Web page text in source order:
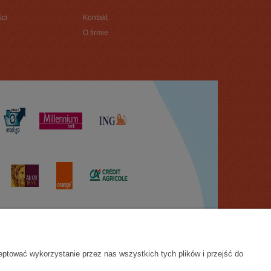
Kontakt
O firmie
wykorzystanie przez nas wszystkich tych plików i przejść do